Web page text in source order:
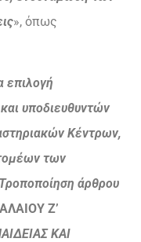
», όπως
επιλογή
υποδιευθυντών
Κέντρων,
των
άρθρου
Ζ’
ΚΑΙ